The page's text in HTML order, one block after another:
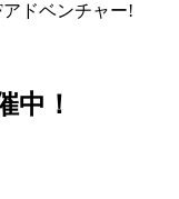
ドベンチャー!
中！